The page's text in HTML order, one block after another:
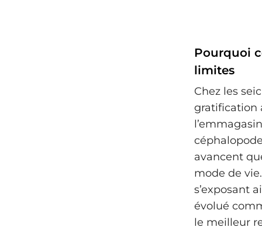
Pourquoi
limites
Chez les
gratification
avancent
mode de
s’exposant
évolué
le meilleur